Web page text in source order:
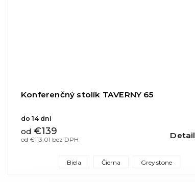
Konferenčný stolík TAVERNY 65
do 14 dní
od €113,01 bez DPH
od €139 Detail
Biela Čierna Grey stone